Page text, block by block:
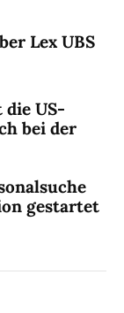
Lex UBS
die US-
bei der
gestartet